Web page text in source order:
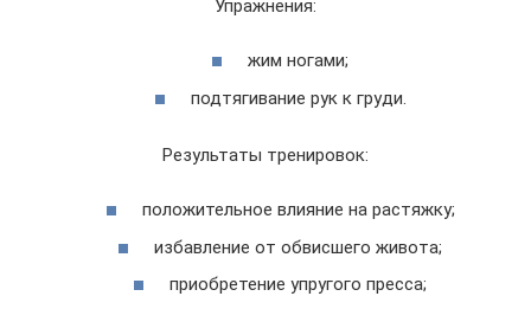
Упражнения:
жим ногами;
подтягивание рук к груди.
Результаты тренировок:
положительное влияние на растяжку;
избавление от обвисшего живота;
приобретение упругого пресса;